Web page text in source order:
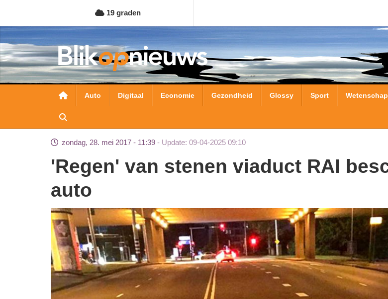
naar
de
inhoud
gaan
19 graden
Hoofdnavigatie
Auto Digitaal Economie Gezondheid Glossy Sport Wetenschap
zondag, 28. mei 2017 - 11:39 Update: 09-04-2025 09:10
'Regen' van stenen viaduct RAI beschadigt
auto